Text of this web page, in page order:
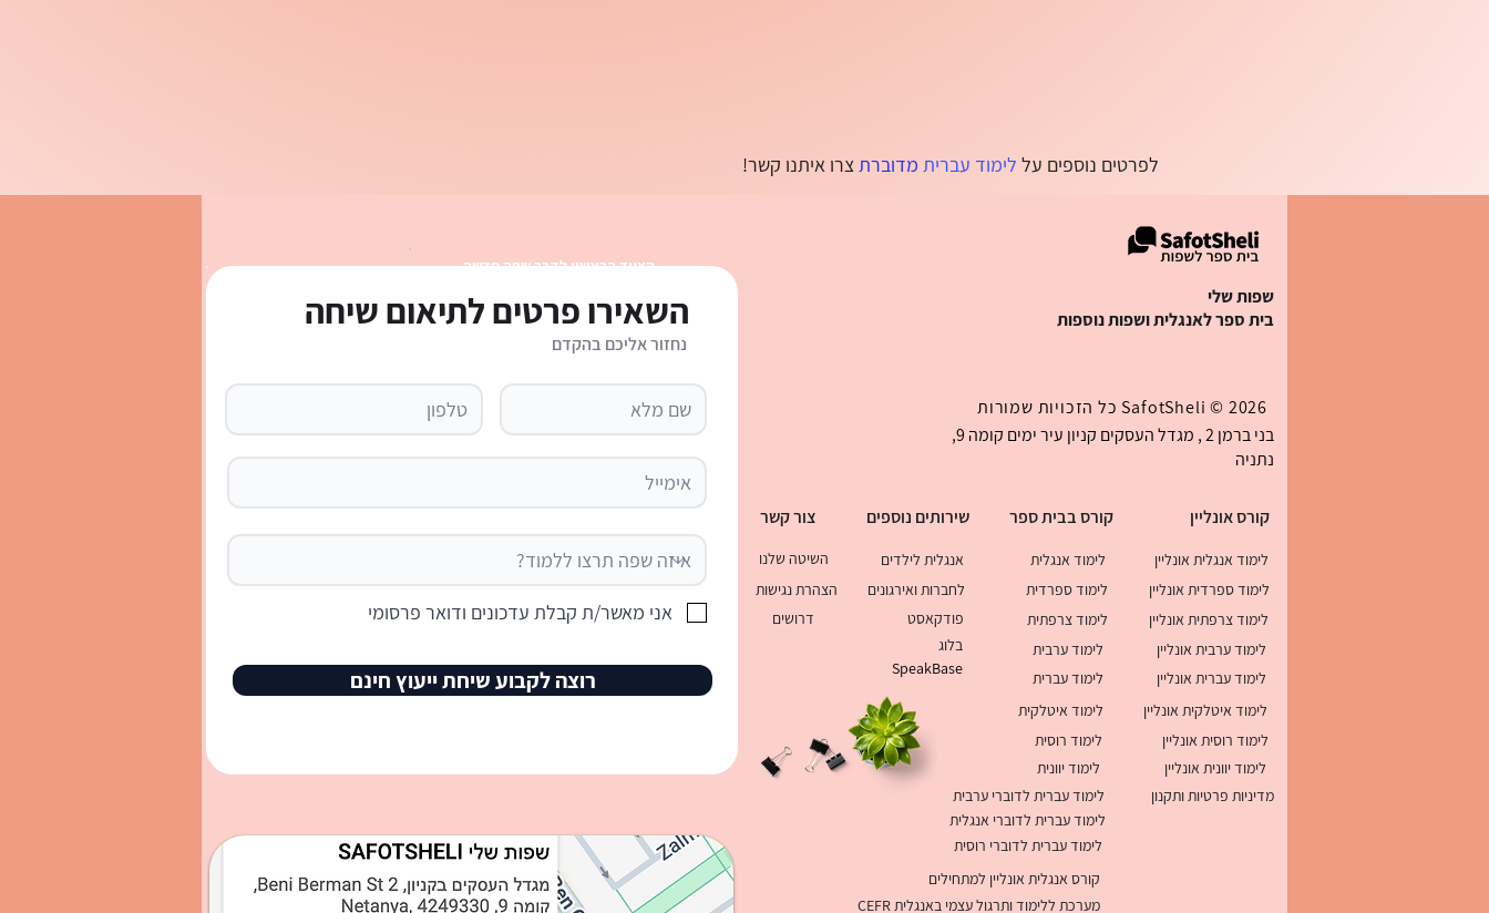
​לפרטים נוספים על לימוד עברית מדוברתצרו איתנו קשר!
השאירו פרטים לתיאום שיחה
נחזור אליכם בהקדם
אני מאשר/ת קבלת עדכונים ודואר פרסומי
רוצה לקבוע שיחת ייעוץ חינם
הצעד הראשון לדבר שפה חדשה
שפות שלי
בית ספר לאנגלית ושפות נוספות
2026 ©
SafotSheliכל הזכויות שמורות
בני ברמן 2 , מגדל העסקים קניון עיר ימים קומה 9,
נתניה
קורס אונליין קורס בבית ספר שירותים נוספים צור קשר
לימוד אנגלית אונליין לימוד אנגלית אנגלית לילדים
השיטה שלנו
לימוד ספרדית אונליין
לימוד ספרדית לחברות ואירגונים
הצהרת נגישות
לימוד צרפתית
לימוד צרפתית אונליין פודקאסט
דרושים
לימוד ערבית אונליין
לימוד ערבית
בלוג
לימוד עברית אונליין
לימוד עברית SpeakBase
לימוד איטלקית אונליין
לימוד איטלקית
לימוד רוסית אונליין
לימוד רוסית
לימוד יוונית אונליין
לימוד יוונית
מדיניות פרטיות ותקנון
לימוד עברית לדוברי ערבית
לימוד עברית לדוברי אנגלית
לימוד עברית לדוברי רוסית
קורס אנגלית אונליין למתחילים
מערכת ללימוד ותרגול עצמי באנגלית CEFR